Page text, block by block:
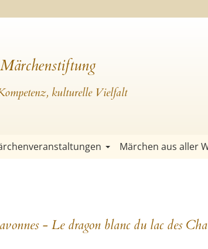
kulturelle Vielfalt
Märchen aus aller
- Le dragon blanc du lac des